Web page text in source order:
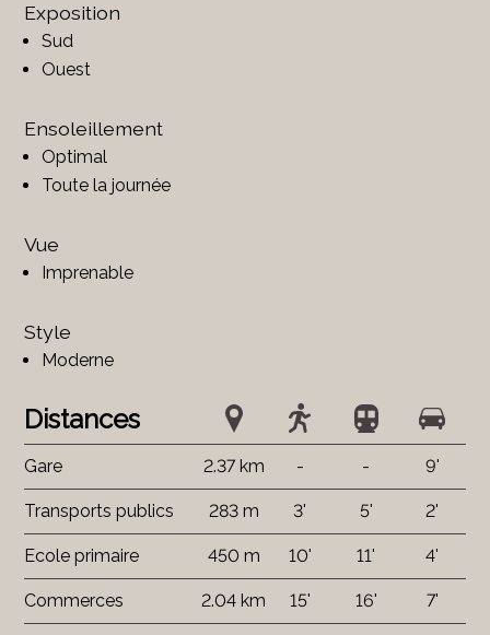
Exposition
Sud
Ouest
Ensoleillement
Optimal
Toute la journée
Vue
Imprenable
Style
Moderne
Distances
Gare 2.37 km - - 9'
Transports publics 283 m 3' 5' 2'
Ecole primaire 450 m 10' 11' 4'
Commerces 2.04 km 15' 16' 7'